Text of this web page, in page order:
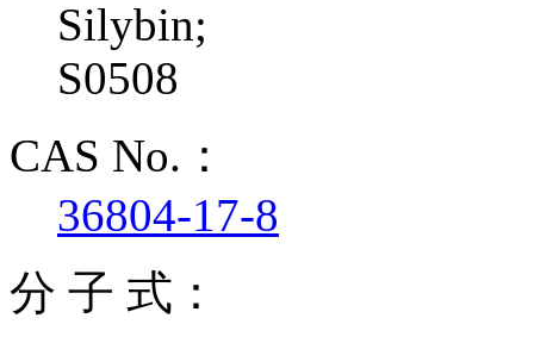
Silybin;
S0508
CAS No.：
36804-17-8
分 子 式：